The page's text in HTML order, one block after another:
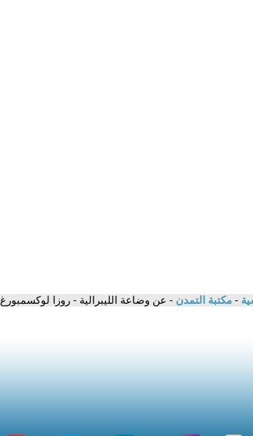
- مكتبة التمدن - عن وضاعة الليبرالية - روزا لوكسمبورغ